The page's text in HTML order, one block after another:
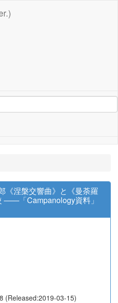
《涅槃交響曲》と《曼荼羅
――「Campanology資料」
(Released:2019-03-15)